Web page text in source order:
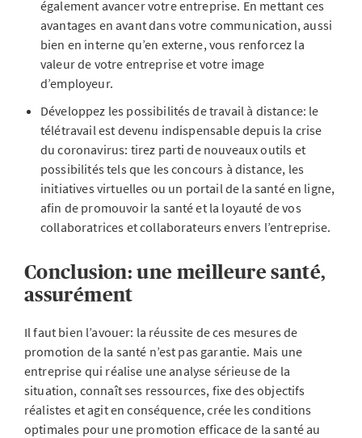
également avancer votre entreprise. En mettant ces
avantages en avant dans votre communication, aussi
bien en interne qu’en externe, vous renforcez la
valeur de votre entreprise et votre image
d’employeur.
Développez les possibilités de travail à distance: le
télétravail est devenu indispensable depuis la crise
du coronavirus: tirez parti de nouveaux outils et
possibilités tels que les concours à distance, les
initiatives virtuelles ou un portail de la santé en ligne,
afin de promouvoir la santé et la loyauté de vos
collaboratrices et collaborateurs envers l’entreprise.
Conclusion: une meilleure santé,
assurément
Il faut bien l’avouer: la réussite de ces mesures de
promotion de la santé n’est pas garantie. Mais une
entreprise qui réalise une analyse sérieuse de la
situation, connaît ses ressources, fixe des objectifs
réalistes et agit en conséquence, crée les conditions
optimales pour une promotion efficace de la santé au